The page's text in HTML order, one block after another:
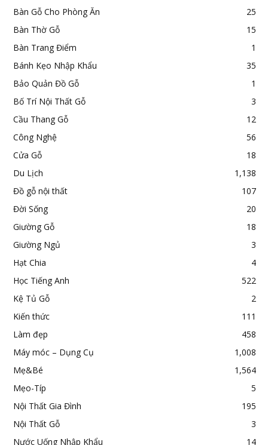
Bàn Gỗ Cho Phòng Ăn
25
Bàn Thờ Gỗ
15
Bàn Trang Điểm
1
Bánh Kẹo Nhập Khẩu
35
Bảo Quản Đồ Gỗ
1
Bố Trí Nội Thất Gỗ
3
Cầu Thang Gỗ
12
Công Nghệ
56
Cửa Gỗ
18
Du Lịch
1,138
Đồ gỗ nội thất
107
Đời Sống
20
Giường Gỗ
18
Giường Ngủ
3
Hạt Chia
4
Học Tiếng Anh
522
Kệ Tủ Gỗ
2
Kiến thức
111
Làm đẹp
458
Máy móc – Dụng Cụ
1,008
Mẹ&Bé
1,564
Mẹo-Típ
5
Nội Thất Gia Đình
195
Nội Thất Gỗ
3
Nước Uống Nhập Khẩu
14